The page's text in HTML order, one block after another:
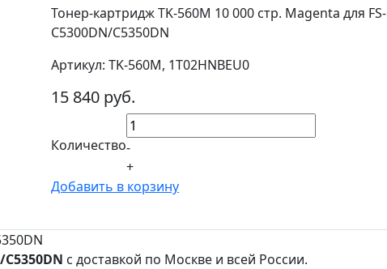
Тонер-картридж TK-560M 10 000 стр. Magenta для FS-
C5300DN/C5350DN
Артикул: TK-560M, 1T02HNBEU0
15 840 руб.
Количество-
+
Добавить в корзину
с доставкой по Москве и всей России.